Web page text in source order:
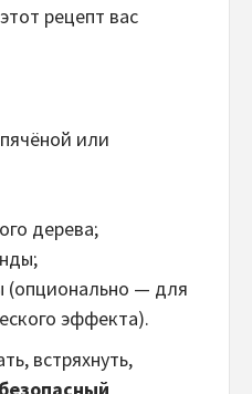
рецепт вас
или
дерева;
(опционально — для
эффекта).
встряхнуть,
безопасный